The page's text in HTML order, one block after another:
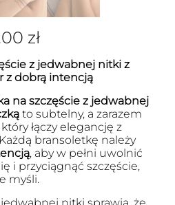
zł
z jedwabnej nitki z
z dobrą intencją
na szczęście z jedwabnej
to subtelny, a zarazem
łączy elegancję z
bransoletkę należy
, aby w pełni uwolnić
i przyciągnąć szczęście,
myśli.